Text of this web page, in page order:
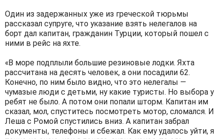
Один из задержанных уже из греческой тюрьмы
рассказал супруге, что указание взять нелегалов на
борт дал капитан, гражданин Турции, который пошел с
ними в рейс на яхте.
«В море подплыли большие резиновые лодки. Яхта
рассчитана на десять человек, а они посадили 62.
Конечно, по ним было видно, что это нелегалы —
чумазые люди с детьми, ну какие туристы. Но выбора у
ребят не было. А потом они попали шторм. Капитан им
сказал, мол, спуститесь посмотреть мотор, сломался. И
Леша с Ромой спустились вниз. А капитан забрал
документы, телефоны и сбежал. Как ему удалось уйти, я